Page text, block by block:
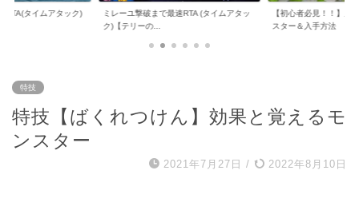
RTA(タイムアタック)
ミレーユ撃破まで最速RTA (タイムアタッ
ク)【テリーの...
【初心者必見！！】序
スター＆入手方法
特技
特技【ばくれつけん】効果と覚えるモ
ンスター
2021年7月27日 / 2022年8月10日